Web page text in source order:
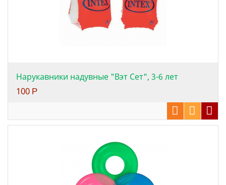
Нарукавники надувные "Вэт Сет", 3-6 лет
100 Р